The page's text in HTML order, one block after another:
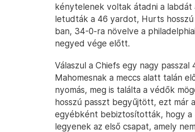
kénytelenek voltak átadni a labdát
letudták a 46 yardot, Hurts
ban, 34-0-ra növelve a
negyed vége előtt.
Válaszul a Chiefs egy nagy
Mahomesnak a meccs alatt talán
nyomás, meg is találta a védők
hosszú passzt begyűjtött, ezt már
egyébként bebiztosították, hogy
legyenek az első csapat, amely